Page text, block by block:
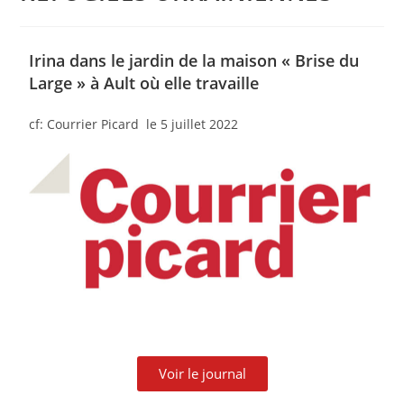
Irina dans le jardin de la maison « Brise du
Large » à Ault où elle travaille
cf: Courrier Picard le 5 juillet 2022
Voir le journal